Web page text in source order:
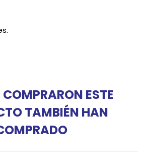
COMPRARON ESTE
TAMBIÉN HAN